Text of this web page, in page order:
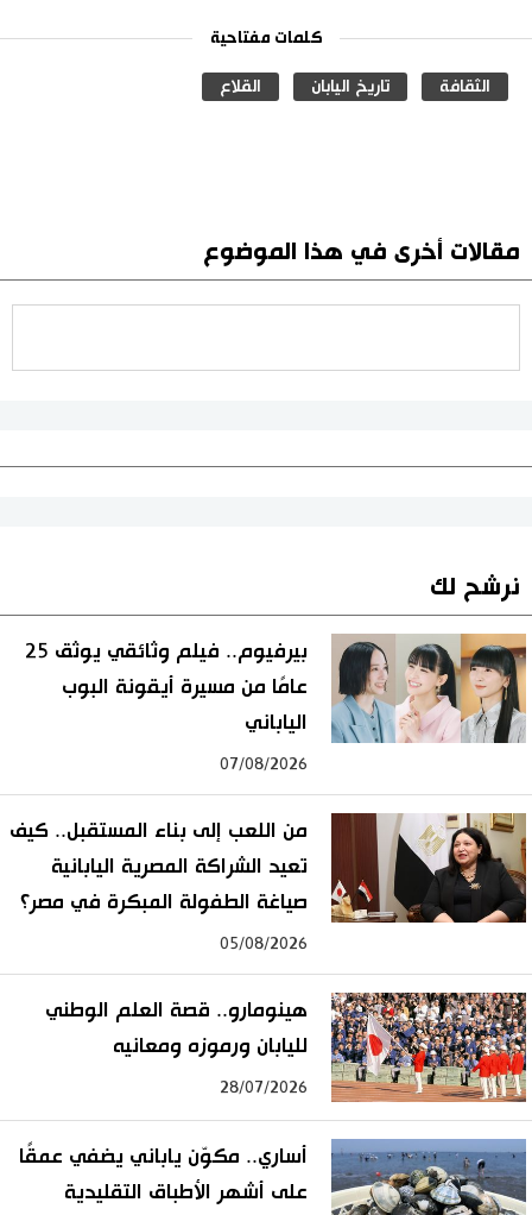
كلمات مفتاحية
الثقافة تاريخ اليابان القلاع
مقالات أخرى في هذا الموضوع
نرشح لك
بيرفيوم.. فيلم وثائقي يوثق 25
عامًا من مسيرة أيقونة البوب
الياباني
07/08/2026
من اللعب إلى بناء المستقبل.. كيف
تعيد الشراكة المصرية اليابانية
صياغة الطفولة المبكرة في مصر؟
05/08/2026
هينومارو.. قصة العلم الوطني
لليابان ورموزه ومعانيه
28/07/2026
أساري.. مكوّن ياباني يضفي عمقًا
على أشهر الأطباق التقليدية